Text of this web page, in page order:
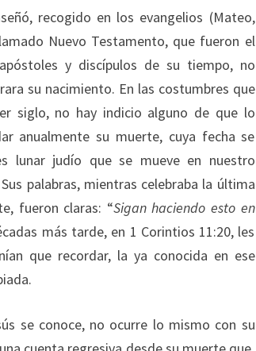
recogido en los evangelios (Mateo,
Nuevo Testamento, que fueron el
y discípulos de su tiempo, no
su nacimiento. En las costumbres que
siglo, no hay indicio alguno de que lo
anualmente su muerte, cuya fecha se
lunar judío que se mueve en nuestro
palabras, mientras celebraba la última
fueron claras: “Sigan haciendo esto en
más tarde, en 1 Corintios 11:20, les
que recordar, la ya conocida en ese
se conoce, no ocurre lo mismo con su